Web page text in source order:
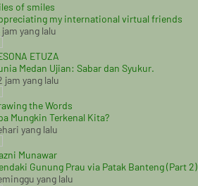
of smiles
my international virtual friends
jam yang lalu
ETUZA
Medan Ujian: Sabar dan Syukur.
jam yang lalu
the Words
Mungkin Terkenal Kita?
yang lalu
Munawar
Gunung Prau via Patak Banteng (Part 2)
yang lalu